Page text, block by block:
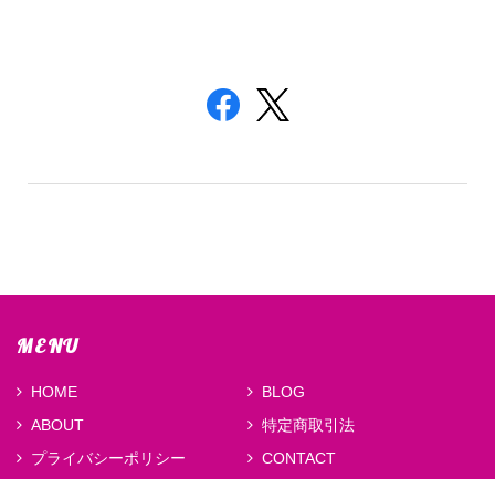
MENU
HOME
BLOG
ABOUT
特定商取引法
プライバシーポリシー
CONTACT